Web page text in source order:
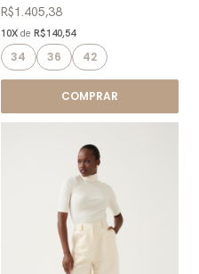
R$1.405,38
10X de R$140,54
34 36 42
COMPRAR